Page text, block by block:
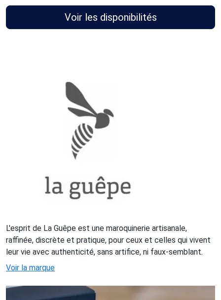
Voir les disponibilités
L'esprit de La Guêpe est une maroquinerie artisanale,
raffinée, discrète et pratique, pour ceux et celles qui vivent
leur vie avec authenticité, sans artifice, ni faux-semblant.
Voir la marque